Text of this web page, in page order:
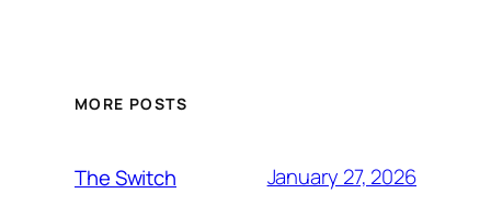
MORE POSTS
The Switch January 27, 2026